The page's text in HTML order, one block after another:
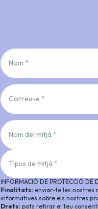
Nom *
Correu-e *
Nom del mitjà *
Tipus de mitjà *
INFORMACIÓ DE PROTECCIÓ DE
Finalitats: enviar-te les nostres
informatives sobre els nostres
Drets: pots retirar el teu